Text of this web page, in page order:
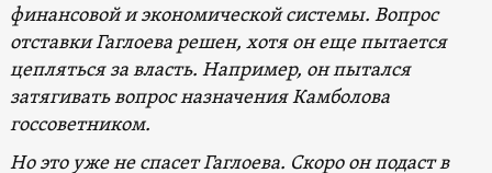
финансовой и экономической системы. Вопрос
отставки Гаглоева решен, хотя он еще пытается
цепляться за власть. Например, он пытался
затягивать вопрос назначения Камболова
госсоветником.
Но это уже не спасет Гаглоева. Скоро он подаст в